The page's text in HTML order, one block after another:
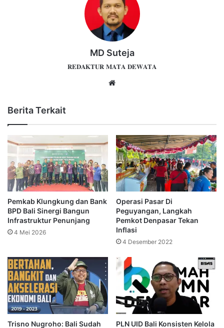
MD Suteja
𝐑𝐄𝐃𝐀𝐊𝐓𝐔𝐑 𝐌𝐀𝐓𝐀 𝐃𝐄𝐖𝐀𝐓𝐀
Berita Terkait
Pemkab Klungkung dan Bank
BPD Bali Sinergi Bangun
Infrastruktur Penunjang
4 Mei 2026
Operasi Pasar Di
Peguyangan, Langkah
Pemkot Denpasar Tekan
Inflasi
4 Desember 2022
Trisno Nugroho: Bali Sudah PLN UID Bali Konsisten Kelola